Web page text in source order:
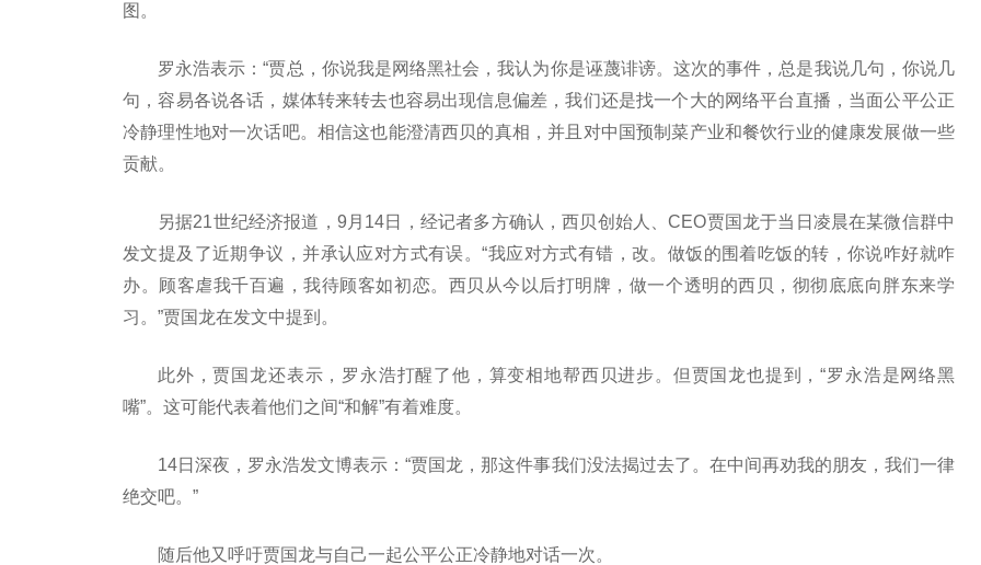
图。
罗永浩表示：“贾总，你说我是网络黑社会，我认为你是诬蔑诽谤。这次的事件，总是我说几句，你说几
句，容易各说各话，媒体转来转去也容易出现信息偏差，我们还是找一个大的网络平台直播，当面公平公正
冷静理性地对一次话吧。相信这也能澄清西贝的真相，并且对中国预制菜产业和餐饮行业的健康发展做一些
贡献。
另据21世纪经济报道，9月14日，经记者多方确认，西贝创始人、CEO贾国龙于当日凌晨在某微信群中
发文提及了近期争议，并承认应对方式有误。“我应对方式有错，改。做饭的围着吃饭的转，你说咋好就咋
办。顾客虐我千百遍，我待顾客如初恋。西贝从今以后打明牌，做一个透明的西贝，彻彻底底向胖东来学
习。”贾国龙在发文中提到。
此外，贾国龙还表示，罗永浩打醒了他，算变相地帮西贝进步。但贾国龙也提到，“罗永浩是网络黑
嘴”。这可能代表着他们之间“和解”有着难度。
14日深夜，罗永浩发文博表示：“贾国龙，那这件事我们没法揭过去了。在中间再劝我的朋友，我们一律
绝交吧。”
随后他又呼吁贾国龙与自己一起公平公正冷静地对话一次。